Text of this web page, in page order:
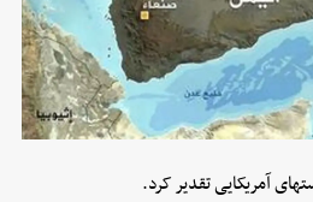
آمریکایی تقدیر کرد.